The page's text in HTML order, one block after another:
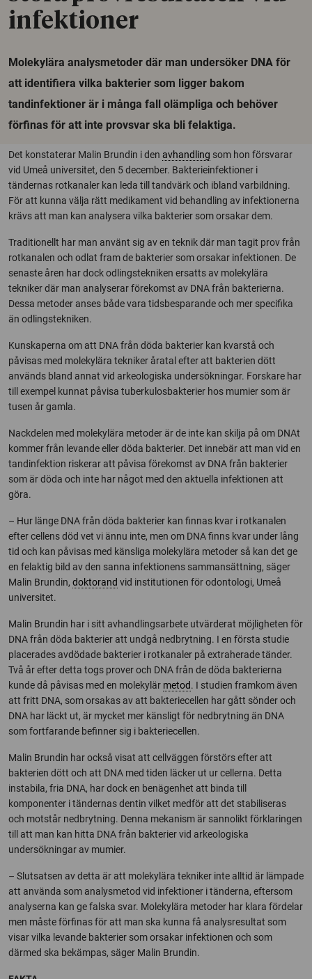
infektioner
Molekylära analysmetoder där man undersöker DNA för
att identifiera vilka bakterier som ligger bakom
tandinfektioner är i många fall olämpliga och behöver
förfinas för att inte provsvar ska bli felaktiga.
Det konstaterar Malin Brundin i den avhandling som hon försvarar
vid Umeå universitet, den 5 december. Bakterieinfektioner i
tändernas rotkanaler kan leda till tandvärk och ibland varbildning.
För att kunna välja rätt medikament vid behandling av infektionerna
krävs att man kan analysera vilka bakterier som orsakar dem.
Traditionellt har man använt sig av en teknik där man tagit prov från
rotkanalen och odlat fram de bakterier som orsakar infektionen. De
senaste åren har dock odlingstekniken ersatts av molekylära
tekniker där man analyserar förekomst av DNA från bakterierna.
Dessa metoder anses både vara tidsbesparande och mer specifika
än odlingstekniken.
Kunskaperna om att DNA från döda bakterier kan kvarstå och
påvisas med molekylära tekniker åratal efter att bakterien dött
används bland annat vid arkeologiska undersökningar. Forskare har
till exempel kunnat påvisa tuberkulosbakterier hos mumier som är
tusen år gamla.
Nackdelen med molekylära metoder är de inte kan skilja på om DNAt
kommer från levande eller döda bakterier. Det innebär att man vid en
tandinfektion riskerar att påvisa förekomst av DNA från bakterier
som är döda och inte har något med den aktuella infektionen att
göra.
– Hur länge DNA från döda bakterier kan finnas kvar i rotkanalen
efter cellens död vet vi ännu inte, men om DNA finns kvar under lång
tid och kan påvisas med känsliga molekylära metoder så kan det ge
en felaktig bild av den sanna infektionens sammansättning, säger
Malin Brundin, doktorand vid institutionen för odontologi, Umeå
universitet.
Malin Brundin har i sitt avhandlingsarbete utvärderat möjligheten för
DNA från döda bakterier att undgå nedbrytning. I en första studie
placerades avdödade bakterier i rotkanaler på extraherade tänder.
Två år efter detta togs prover och DNA från de döda bakterierna
kunde då påvisas med en molekylär metod. I studien framkom även
att fritt DNA, som orsakas av att bakteriecellen har gått sönder och
DNA har läckt ut, är mycket mer känsligt för nedbrytning än DNA
som fortfarande befinner sig i bakteriecellen.
Malin Brundin har också visat att cellväggen förstörs efter att
bakterien dött och att DNA med tiden läcker ut ur cellerna. Detta
instabila, fria DNA, har dock en benägenhet att binda till
komponenter i tändernas dentin vilket medför att det stabiliseras
och motstår nedbrytning. Denna mekanism är sannolikt förklaringen
till att man kan hitta DNA från bakterier vid arkeologiska
undersökningar av mumier.
– Slutsatsen av detta är att molekylära tekniker inte alltid är lämpade
att använda som analysmetod vid infektioner i tänderna, eftersom
analyserna kan ge falska svar. Molekylära metoder har klara fördelar
men måste förfinas för att man ska kunna få analysresultat som
visar vilka levande bakterier som orsakar infektionen och som
därmed ska bekämpas, säger Malin Brundin.